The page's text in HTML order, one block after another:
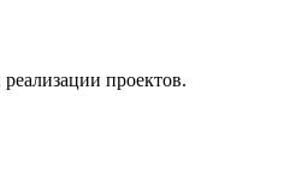
проектов.